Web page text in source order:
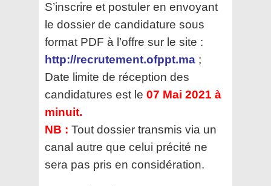
S’inscrire et postuler en envoyant
le dossier de candidature sous
format PDF à l’offre sur le site :
http://recrutement.ofppt.ma ;
Date limite de réception des
candidatures est le 07 Mai 2021 à
minuit.
NB : Tout dossier transmis via un
canal autre que celui précité ne
sera pas pris en considération.